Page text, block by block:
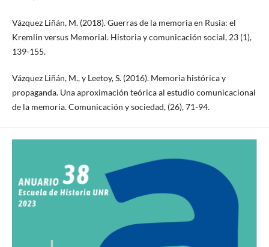
Vázquez Liñán, M. (2018). Guerras de la memoria en Rusia: el
Kremlin versus Memorial. Historia y comunicación social, 23 (1),
139-155.
Vázquez Liñán, M., y Leetoy, S. (2016). Memoria histórica y
propaganda. Una aproximación teórica al estudio comunicacional
de la memoria. Comunicación y sociedad, (26), 71-94.